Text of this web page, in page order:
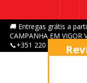
🚚 Entregas grátis a
CAMPANHA EM VIGOR
📞+351 220 047 700 |